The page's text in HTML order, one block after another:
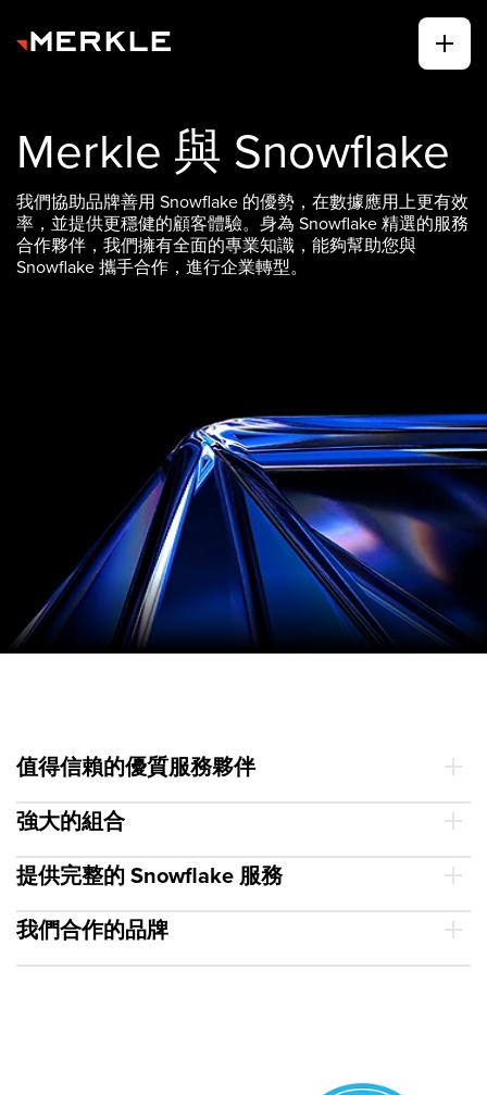
Merkle 與 Snowflake
我們協助品牌善用 Snowflake 的優勢，在數據應用上更有效
率，並提供更穩健的顧客體驗。身為 Snowflake 精選的服務
合作夥伴，我們擁有全面的專業知識，能夠幫助您與
Snowflake 攜手合作，進行企業轉型。
值得信賴的優質服務夥伴
強大的組合
提供完整的 Snowflake 服務
我們合作的品牌